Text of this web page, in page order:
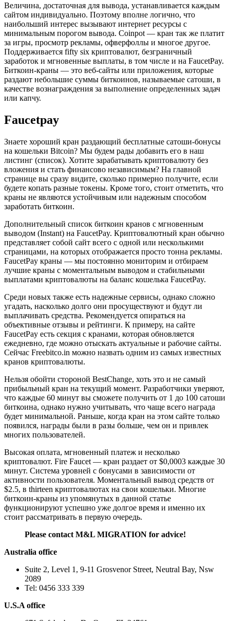
Величина, достаточная для вывода, устанавливается каждым
сайтом индивидуально. Поэтому вполне логично, что
наибольший интерес вызывают интернет ресурсы с
минимальным порогом вывода. Сoinpot — кран так же платит
за игры, просмотр рекламы, офверфоллы и многое другое.
Поддерживается fifty six криптовалют, безграничный
заработок и мгновенные выплаты, в том числе и на FaucetPay.
Биткоин-краны — это веб-сайты или приложения, которые
раздают небольшие суммы биткоинов, называемые сатоши, в
качестве вознаграждения за выполнение определенных задач
или капчу.
Faucetpay
Знаете хороший кран раздающий бесплатные сатоши-бонусы
на кошельки Bitcoin? Мы будем рады добавить его в наш
листинг (список). Хотите зарабатывать криптовалюту без
вложения и стать финансово независимым? На главной
странице вы сразу видите, сколько примерно получите, если
будете копать разные токены. Кроме того, стоит отметить, что
краны не являются устойчивым или надежным способом
заработать биткоин.
Дополнительный список биткоин кранов c мгновенным
выводом (Instant) на FaucetPay. Криптовалютный кран обычно
представляет собой сайт всего с одной или несколькими
страницами, на которых отображается просто тонна рекламы.
FaucetPay краны — мы постоянно мониторим и отбираем
лучшие краны с моментальным выводом и стабильными
выплатами криптовалюты на баланс кошелька FaucetPay.
Среди новых также есть надежные сервисы, однако сложно
угадать, насколько долго они просуществуют и будут ли
выплачивать средства. Рекомендуется опираться на
объективные отзывы и рейтинги. К примеру, на сайте
FaucetPay есть секция с кранами, которая обновляется
ежедневно, где можно отыскать актуальные и рабочие сайты.
Сейчас Freebitco.in можно назвать одним из самых известных
кранов криптовалюты.
Нельзя обойти стороной BestChange, хоть это и не самый
прибыльный кран на текущий момент. Разработчики уверяют,
что каждые 60 минут вы сможете получить от 1 до 100 сатоши
биткоина, однако нужно учитывать, что чаще всего награда
будет минимальной. Раньше, когда кран на этом сайте только
появился, награды были в разы больше, чем он и привлек
многих пользователей.
Высокая оплата, мгновенный платеж и несколько
криптовалют. Fire Faucet — кран раздает от $0,0003 каждые 30
минут. Система уровней с бонусами в зависимости от
активности пользователя. Моментальный вывод средств от
$2.5, в thirteen криптовалютах на свои кошельки. Многие
биткоин-краны из упомянутых в данной статье
функционируют успешно уже долгое время и именно их
стоит рассматривать в первую очередь.
Please contact M&L MIGRATION for advice!
Australia office
Suite 2, Level 1, 9-11 Grosvenor Street, Neutral Bay, Nsw
2089
Tel: 0456 333 339
U.S.A office